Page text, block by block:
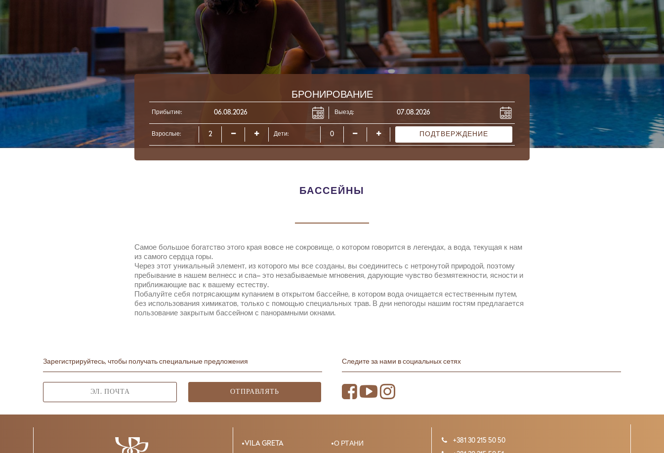
БРОНИРОВАНИЕ
Прибытие: Выезд:
Взрослые: Дети: ПОДТВЕРЖДЕНИЕ
БАССЕЙНЫ
Самое большое богатство этого края вовсе не сокровище, о котором говорится в легендах, а вода, текущая к нам
из самого сердца горы.
Через этот уникальный элемент, из которого мы все созданы, вы соединитесь с нетронутой природой, поэтому
пребывание в нашем велнесс и спа– это незабываемые мгновения, дарующие чувство безмятежности, ясности и
приближающие вас к вашему естеству.
Побалуйте себя потрясающим купанием в открытом бассейне, в котором вода очищается естественным путем,
без использования химикатов, только с помощью специальных трав. В дни непогоды нашим гостям предлагается
пользование закрытым бассейном с панорамными окнами.
Зарегистрируйтесь, чтобы получать специальные предложения
ОТПРАВЛЯТЬ
Следите за нами в социальных сетях
VILA GRETA О РТАНИ
+381 30 215 50 50